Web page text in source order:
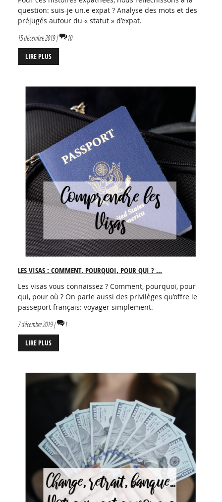
question: suis-je un.e expat ? Analyse des mots et des
préjugés autour du « statut » d’expat.
15 décembre 2019 |
10
LIRE PLUS
LES VISAS : COMMENT, POURQUOI, POUR QUI ? ...
Les visas vous connaissez ? Comment, pourquoi, pour
qui, pour où ? On parle aussi des privilèges qu’offre le
passeport français: voyager simplement.
7 décembre 2019 |
1
LIRE PLUS